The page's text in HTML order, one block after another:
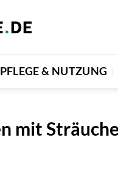
PFLEGE & NUTZUNG
mit